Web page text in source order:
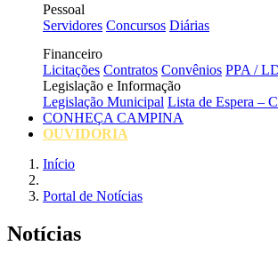
Pessoal
Servidores Concursos Diárias
Financeiro
Licitações Contratos Convênios PPA /
Legislação e Informação
Legislação Municipal Lista de Espera –
CONHEÇA CAMPINA
OUVIDORIA
Início
Portal de Notícias
Notícias